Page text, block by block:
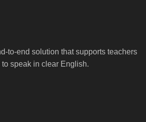
to-end solution that supports teachers
speak in clear English.